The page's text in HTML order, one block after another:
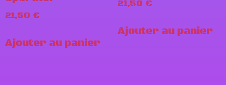
21,50 €
Ajouter au panier
21,50 €
Ajouter au panier